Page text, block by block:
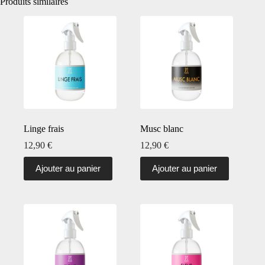
Linge frais
12,90 €
Ajouter au panier
Musc blanc
12,90€
Ajouter au panier